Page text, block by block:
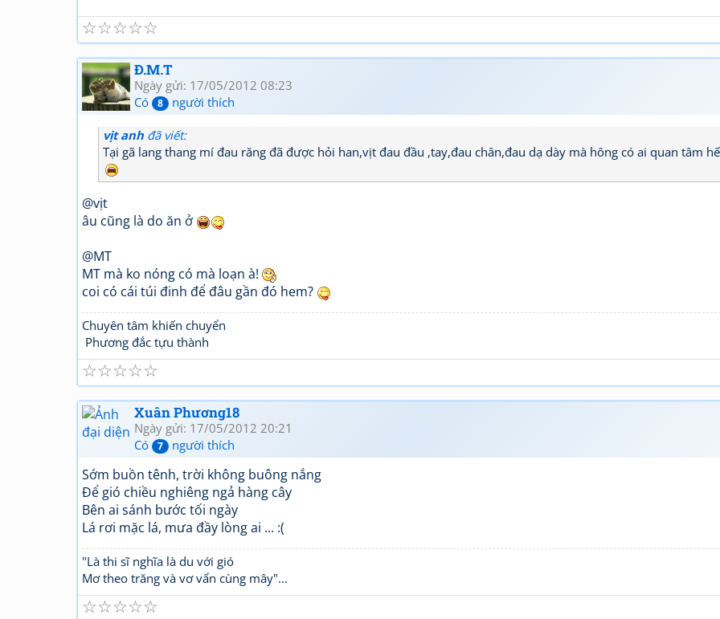
☆
☆
☆
☆
☆
Đ.M.T
Ngày gửi: 17/05/2012 08:23
Có
8 người thích
vịt anh đã viết:
Tại gã lang thang mí đau răng đã được hỏi han,vịt đau đầu ,tay,đau chân,đau dạ dày mà hông có ai quan tâm
@vịt
âu cũng là do ăn ở
@MT
MT mà ko nóng có mà loạn à!
coi có cái túi đinh để đâu gần đó hem?
Chuyên tâm khiến chuyển
Phương đắc tựu thành
☆
☆
☆
☆
☆
Xuân Phương18
Ngày gửi: 17/05/2012 20:21
Có
7 người thích
Sớm buồn tênh, trời không buông nắng
Để gió chiều nghiêng ngả hàng cây
Bên ai sánh bước tối ngày
Lá rơi mặc lá, mưa đầy lòng ai ... :(
"Là thi sĩ nghĩa là du với gió
Mơ theo trăng và vơ vẩn cùng mây"...
☆
☆
☆
☆
☆